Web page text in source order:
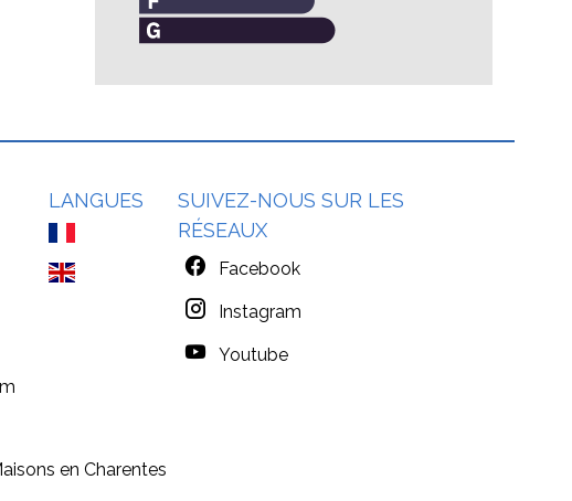
LANGUES
SUIVEZ-NOUS SUR LES
RÉSEAUX
Facebook
Instagram
Youtube
en Charentes